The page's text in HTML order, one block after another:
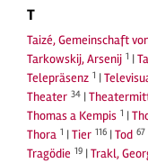
T
Taizé, Gemeinschaft
Tarkowskij, Arsenij 1 |
Telepräsenz 1 |
Theater 34 |
Thomas a Kempis 1 |
Thora 1 |Tier 116 |Tod 67
Tragödie 19 |Trakl,